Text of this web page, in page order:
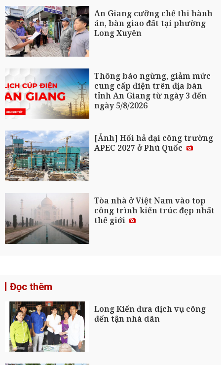
An Giang cưỡng chế thi hành
án, bàn giao đất tại phường
Long Xuyên
Thông báo ngừng, giảm mức
cung cấp điện trên địa bàn
tỉnh An Giang từ ngày 3 đến
ngày 5/8/2026
[Ảnh] Hối hả đại công trường
APEC 2027 ở Phú Quốc
Tòa nhà ở Việt Nam vào top
công trình kiến trúc đẹp nhất
thế giới
Đọc thêm
Long Kiến đưa dịch vụ công
đến tận nhà dân